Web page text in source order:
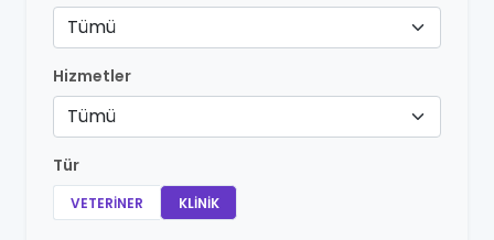
Tümü
Hizmetler
Tümü
Tür
VETERINER KLINIK